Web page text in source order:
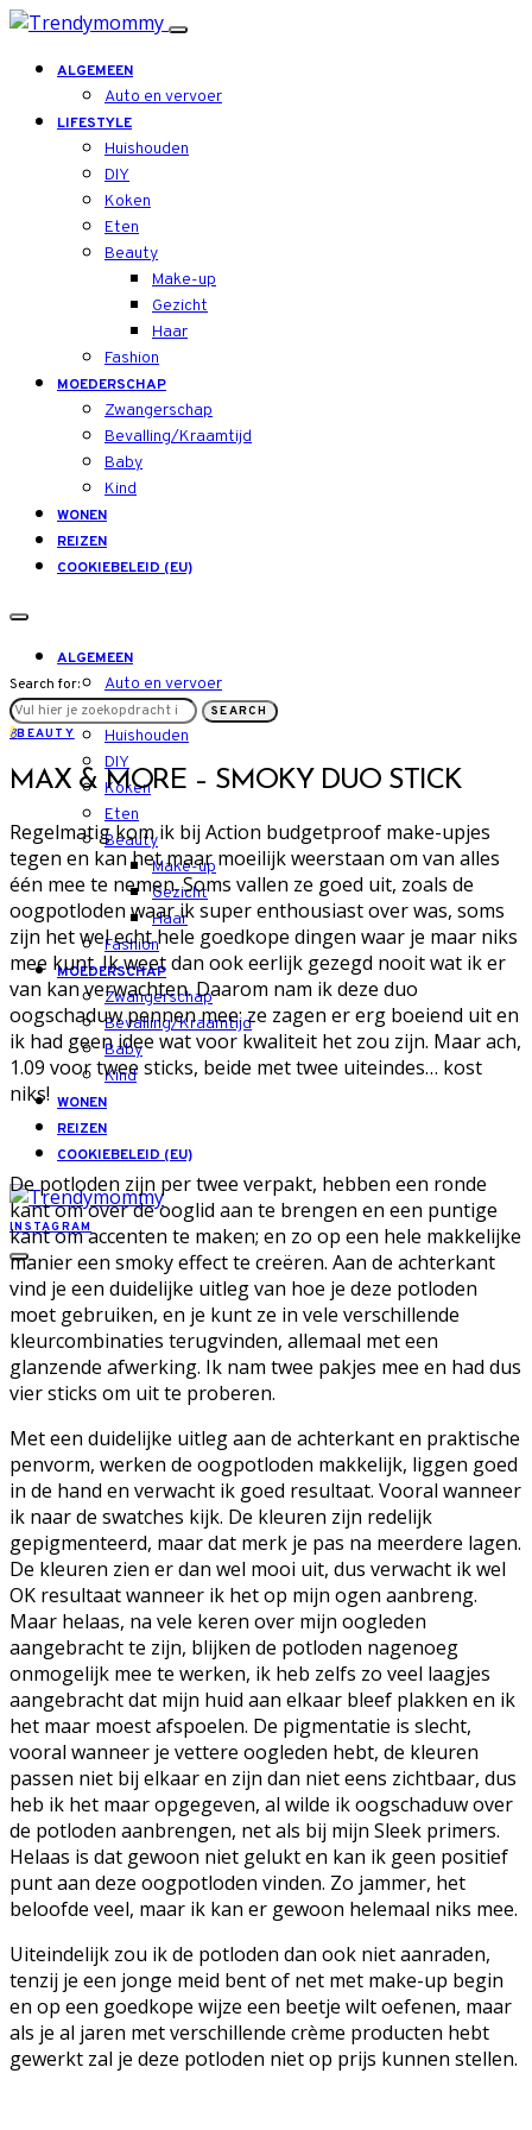
ALGEMEEN
Auto en vervoer
LIFESTYLE
Huishouden
DIY
Koken
Eten
Beauty
Make-up
Gezicht
Haar
Fashion
MOEDERSCHAP
Zwangerschap
Bevalling/Kraamtijd
Baby
Kind
WONEN
REIZEN
COOKIEBELEID (EU)
ALGEMEEN
Auto en vervoer
LIFESTYLE
Huishouden
DIY
Koken
Eten
Beauty
Make-up
Gezicht
Haar
Fashion
MOEDERSCHAP
Zwangerschap
Bevalling/Kraamtijd
Baby
Kind
WONEN
REIZEN
COOKIEBELEID (EU)
INSTAGRAM
Search for:
SEARCH
BBEAUTY
MAX & MORE – SMOKY DUO STICK
Regelmatig kom ik bij Action budgetproof make-upjes
tegen en kan het maar moeilijk weerstaan om van alles
één mee te nemen. Soms vallen ze goed uit, zoals de
oogpotloden waar ik super enthousiast over was, soms
zijn het wel echt hele goedkope dingen waar je maar niks
mee kunt. Ik weet dan ook eerlijk gezegd nooit wat ik er
van kan verwachten. Daarom nam ik deze duo
oogschaduw pennen mee: ze zagen er erg boeiend uit en
ik had geen idee wat voor kwaliteit het zou zijn. Maar ach,
1.09 voor twee sticks, beide met twee uiteindes… kost
niks!
De potloden zijn per twee verpakt, hebben een ronde
kant om over de ooglid aan te brengen en een puntige
kant om accenten te maken; en zo op een hele makkelijke
manier een smoky effect te creëren. Aan de achterkant
vind je een duidelijke uitleg van hoe je deze potloden
moet gebruiken, en je kunt ze in vele verschillende
kleurcombinaties terugvinden, allemaal met een
glanzende afwerking. Ik nam twee pakjes mee en had dus
vier sticks om uit te proberen.
Met een duidelijke uitleg aan de achterkant en praktische
penvorm, werken de oogpotloden makkelijk, liggen goed
in de hand en verwacht ik goed resultaat. Vooral wanneer
ik naar de swatches kijk. De kleuren zijn redelijk
gepigmenteerd, maar dat merk je pas na meerdere lagen.
De kleuren zien er dan wel mooi uit, dus verwacht ik wel
OK resultaat wanneer ik het op mijn ogen aanbreng.
Maar helaas, na vele keren over mijn oogleden
aangebracht te zijn, blijken de potloden nagenoeg
onmogelijk mee te werken, ik heb zelfs zo veel laagjes
aangebracht dat mijn huid aan elkaar bleef plakken en ik
het maar moest afspoelen. De pigmentatie is slecht,
vooral wanneer je vettere oogleden hebt, de kleuren
passen niet bij elkaar en zijn dan niet eens zichtbaar, dus
heb ik het maar opgegeven, al wilde ik oogschaduw over
de potloden aanbrengen, net als bij mijn Sleek primers.
Helaas is dat gewoon niet gelukt en kan ik geen positief
punt aan deze oogpotloden vinden. Zo jammer, het
beloofde veel, maar ik kan er gewoon helemaal niks mee.
Uiteindelijk zou ik de potloden dan ook niet aanraden,
tenzij je een jonge meid bent of net met make-up begin
en op een goedkope wijze een beetje wilt oefenen, maar
als je al jaren met verschillende crème producten hebt
gewerkt zal je deze potloden niet op prijs kunnen stellen.